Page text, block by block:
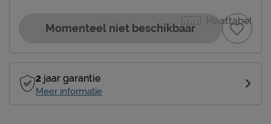
Maattabel
Momenteel niet beschikbaar
2 jaar garantie
Meer informatie